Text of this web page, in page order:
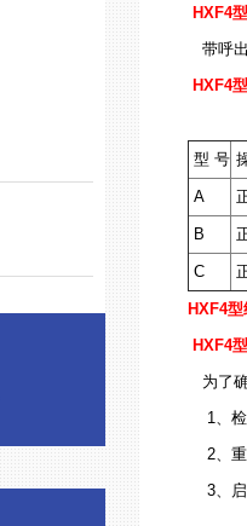
HXF4
带呼
HXF4
型 号
A
B
C
HXF4型
HXF4
为了
1、检
2、重
3、启